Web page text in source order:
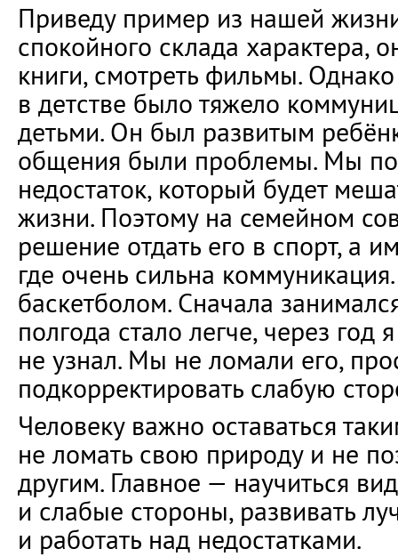
Приведу пример из нашей
спокойного склада характера,
книги, смотреть фильмы.
в детстве было тяжело
детьми. Он был развитым
общения были проблемы. Мы
недостаток, который будет
жизни. Поэтому на семейном
решение отдать его в спорт, а
где очень сильна
баскетболом. Сначала
полгода стало легче, через год
не узнал. Мы не ломали его,
подкорректировать слабую
Человеку важно оставаться
не ломать свою природу и не
другим. Главное — научиться
и слабые стороны, развивать
и работать над недостатками.